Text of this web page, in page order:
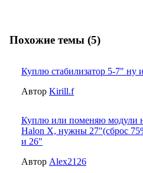
Похожие темы (5)
Куплю стабилизатор 5-7" ну
Автор Kirill.f
Куплю или поменяю модули
Halon X, нужны 27"(сброс
и 26"
Автор Alex2126